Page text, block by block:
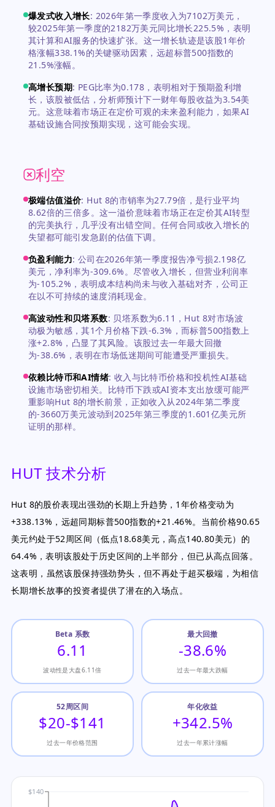
爆发式收入增长: 2026年第一季度收入为7102万美元，
较2025年第一季度的2182万美元同比增长225.5%，表明
其计算和AI服务的快速扩张。这一增长轨迹是该股1年价
格涨幅338.1%的关键驱动因素，远超标普500指数的
21.5%涨幅。
高增长预期: PEG比率为0.178，表明相对于预期盈利增
长，该股被低估，分析师预计下一财年每股收益为3.54美
元。这意味着市场正在定价可观的未来盈利能力，如果AI
基础设施合同按预期实现，这可能会实现。
利空
极端估值溢价: Hut 8的市销率为27.79倍，是行业平均
8.62倍的三倍多。这一溢价意味着市场正在定价其AI转型
的完美执行，几乎没有出错空间。任何合同或收入增长的
失望都可能引发急剧的估值下调。
负盈利能力: 公司在2026年第一季度报告净亏损2.198亿
美元，净利率为-309.6%。尽管收入增长，但营业利润率
为-105.2%，表明成本结构尚未与收入基础对齐，公司正
在以不可持续的速度消耗现金。
高波动性和贝塔系数: 贝塔系数为6.11，Hut 8对市场波
动极为敏感，其1个月价格下跌-6.3%，而标普500指数上
涨+2.8%，凸显了其风险。该股过去一年最大回撤
为-38.6%，表明在市场低迷期间可能遭受严重损失。
依赖比特币和AI情绪: 收入与比特币价格和投机性AI基础
设施市场密切相关。比特币下跌或AI资本支出放缓可能严
重影响Hut 8的增长前景，正如收入从2024年第二季度
的-3660万美元波动到2025年第三季度的1.601亿美元所
证明的那样。
HUT 技术分析
Hut 8的股价表现出强劲的长期上升趋势，1年价格变动为
+338.13%，远超同期标普500指数的+21.46%。当前价格90.65
美元约处于52周区间（低点18.68美元，高点140.80美元）的
64.4%，表明该股处于历史区间的上半部分，但已从高点回落。
这表明，虽然该股保持强劲势头，但不再处于超买极端，为相信
长期增长故事的投资者提供了潜在的入场点。
Beta 系数
6.11
波动性是大盘6.11倍
最大回撤
-38.6%
过去一年最大跌幅
52周区间
$20-$141
过去一年价格范围
年化收益
+342.5%
过去一年累计涨幅
$140